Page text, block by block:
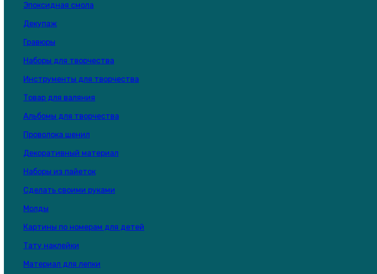
Эпоксидная смола
Декупаж
Гравюры
Наборы для творчества
Инструменты для творчества
Товар для валяния
Альбомы для творчества
Проволока шенил
Декоративный материал
Наборы из пайеток
Сделать своими руками
Молды
Картины по номерам для детей
Тату наклейки
Материал для лепки